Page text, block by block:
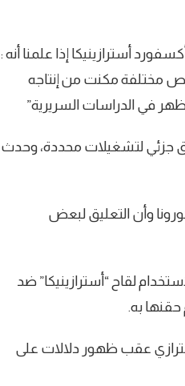
أسترازينيكا إذا علمنا أنه :
مختلفة مكنت من إنتاجه
في الدراسات السريرية”
جزئي لتشغيلات محددة، وحدث
وأن التعليق لبعض
لقاح “أسترازينيكا” ضد
به.
احترازي عقب ظهور دلالات على